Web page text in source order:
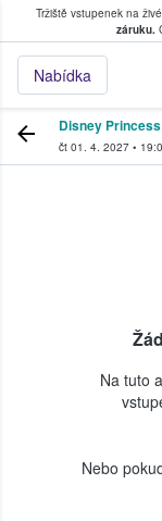
Tržiště vstupenek na
záruku.
Nabídka
kde
Disney
čt 01. 4. 2027 •
Na tuto
Nebo